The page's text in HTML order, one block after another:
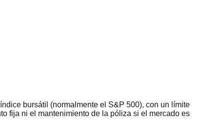
bursátil (normalmente el S&P 500), con un límite
fija ni el mantenimiento de la póliza si el mercado es